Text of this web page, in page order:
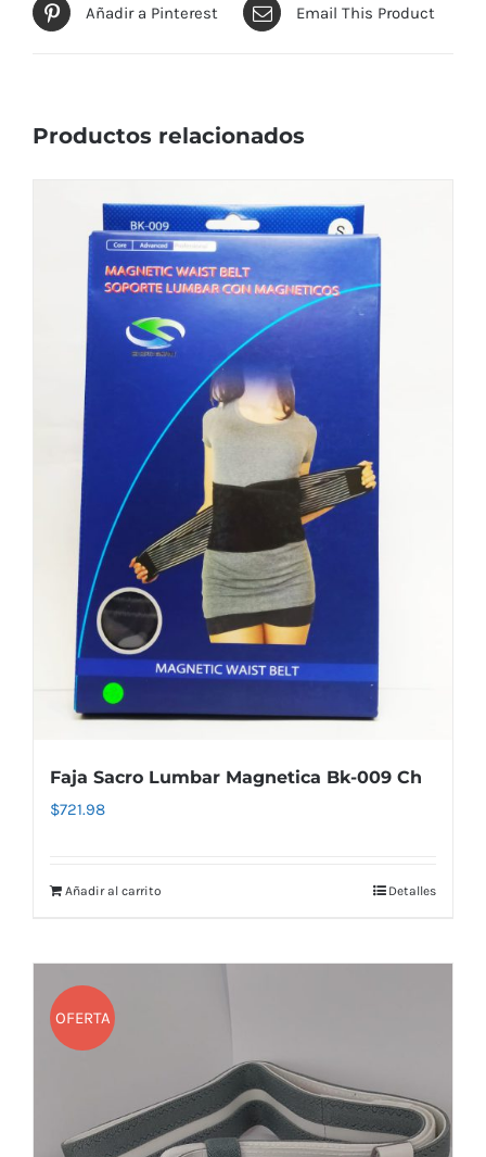
Añadir a Pinterest Email This Product
Productos relacionados
Faja Sacro Lumbar Magnetica Bk-009 Ch
$721.98
Añadir al carrito Detalles
OFERTA